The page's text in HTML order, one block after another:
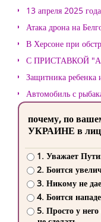
13 апреля 2025
Атака дрона на
В Херсоне при
С ПРИСТАВКОЙ
Защитника ребенка
Автомобиль с
почему, по
УКРАИНЕ в
1. Уважает
2. Боится
3. Никому не
4. Боится
5. Просто у